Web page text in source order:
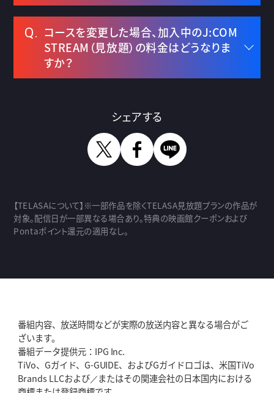
Q. コースを変更した場合、加入中のJ:COM
STREAM（見放題）の料金はどうなりま
すか？
シェアする
Twitter Facebook
【TELASAについて】※一部作品を除くTELASA見放題プランの作品が
対象。配信日が一部異なる場合あり。特典の映画館クーポンおよび
Pontaポイント還元の適用なし。
番組内容、放送時間などが実際の放送内容と異なる場合がご
ざいます。
番組データ提供元：IPG Inc.
TiVo、Gガイド、G-GUIDE、およびGガイドロゴは、米国TiVo
Brands LLCおよび／またはその関連会社の日本国内における